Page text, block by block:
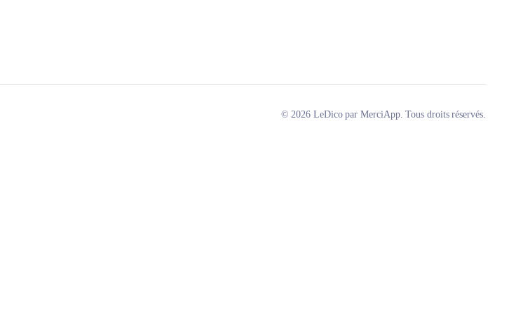
© 2026 LeDico par MerciApp. Tous droits réservés.